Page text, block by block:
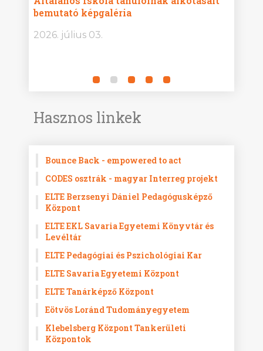
bemutató képgaléria
2026. július 03.
Hasznos linkek
Bounce Back - empowered to act
CODES osztrák - magyar Interreg projekt
ELTE Berzsenyi Dániel Pedagógusképző
Központ
ELTE EKL Savaria Egyetemi Könyvtár és
Levéltár
ELTE Pedagógiai és Pszichológiai Kar
ELTE Savaria Egyetemi Központ
ELTE Tanárképző Központ
Eötvös Loránd Tudományegyetem
Klebelsberg Központ Tankerületi
Központok